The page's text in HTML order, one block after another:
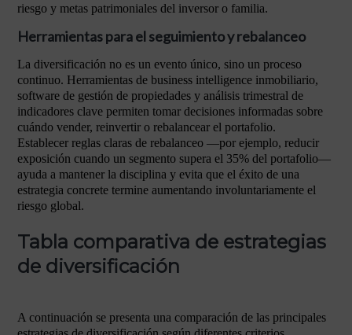
riesgo y metas patrimoniales del inversor o familia.
Herramientas para el seguimiento y rebalanceo
La diversificación no es un evento único, sino un proceso
continuo. Herramientas de business intelligence inmobiliario,
software de gestión de propiedades y análisis trimestral de
indicadores clave permiten tomar decisiones informadas sobre
cuándo vender, reinvertir o rebalancear el portafolio.
Establecer reglas claras de rebalanceo —por ejemplo, reducir
exposición cuando un segmento supera el 35% del portafolio—
ayuda a mantener la disciplina y evita que el éxito de una
estrategia concrete termine aumentando involuntariamente el
riesgo global.
Tabla comparativa de estrategias
de diversificación
A continuación se presenta una comparación de las principales